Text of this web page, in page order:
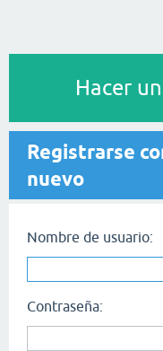
Hacer
Registrarse
nuevo
Nombre de usuario:
Contraseña: